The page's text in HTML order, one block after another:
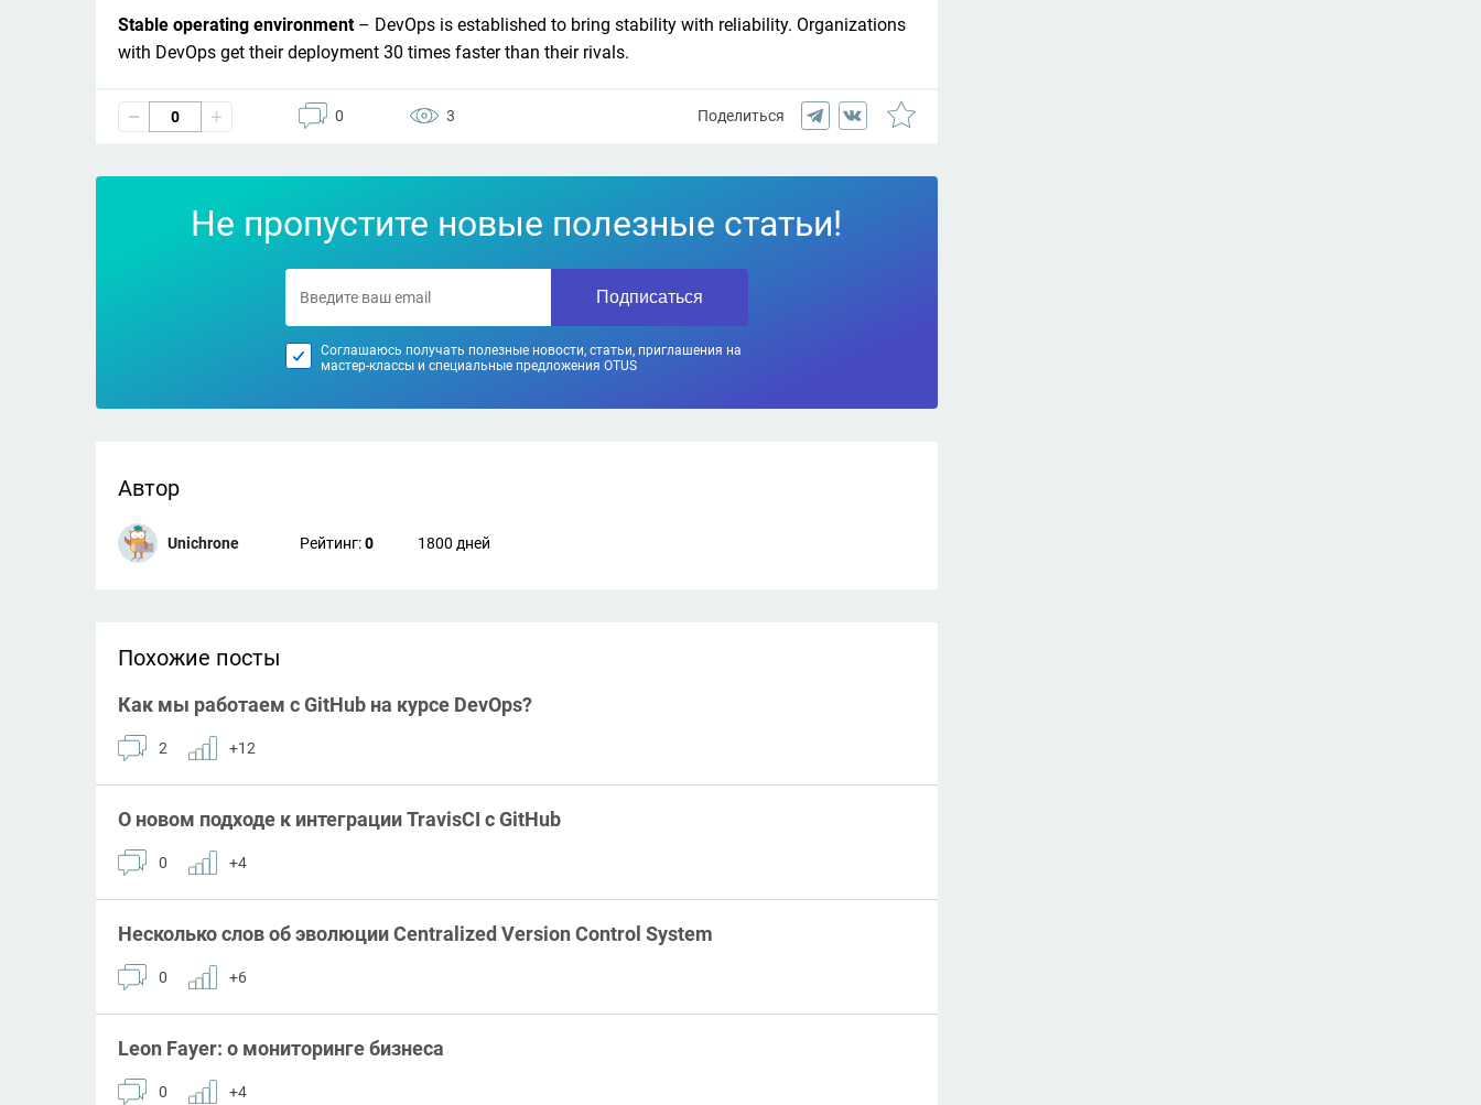
Stable operating environment – DevOps is established to bring stability with reliability. Organizations
with DevOps get their deployment 30 times faster than their rivals.
Поделиться
0 0 3
Не пропустите новые полезные статьи!
Подписаться
Соглашаюсь получать полезные новости, статьи, приглашения на
мастер-классы и специальные предложения OTUS
Автор
Unichrone Рейтинг:0 1800 дней
Похожие посты
Как мы работаем с GitHub на курсе DevOps?
2 +12
О новом подходе к интеграции TravisCI с GitHub
0 +4
Несколько слов об эволюции Centralized Version Control System
0 +6
Leon Fayer: о мониторинге бизнеса
0 +4